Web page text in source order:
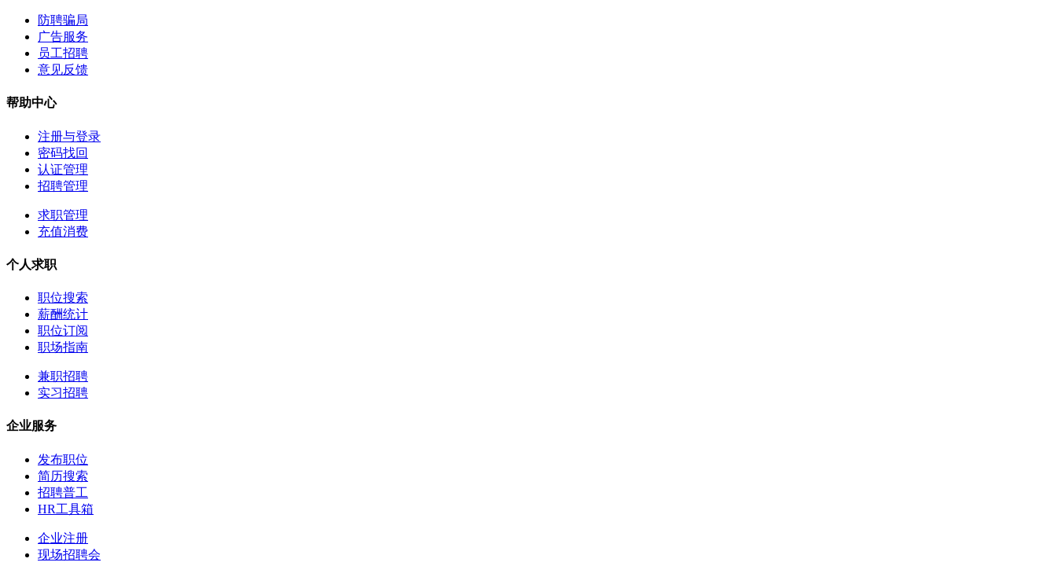
防聘骗局
广告服务
员工招聘
意见反馈
帮助中心
注册与登录
密码找回
认证管理
招聘管理
求职管理
充值消费
个人求职
职位搜索
薪酬统计
职位订阅
职场指南
兼职招聘
实习招聘
企业服务
发布职位
简历搜索
招聘普工
HR工具箱
企业注册
现场招聘会